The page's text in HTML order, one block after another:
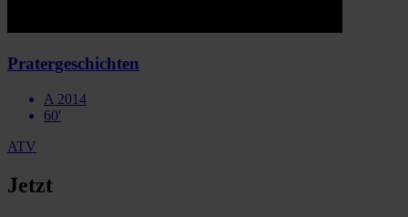
Pratergeschichten
A 2014
60'
ATV
Jetzt